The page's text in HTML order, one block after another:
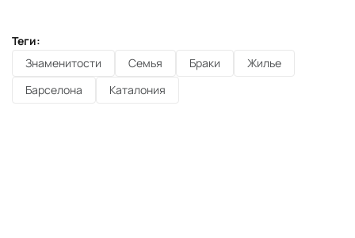
Теги:
Знаменитости
Семья Браки
Жилье
Барселона
Каталония